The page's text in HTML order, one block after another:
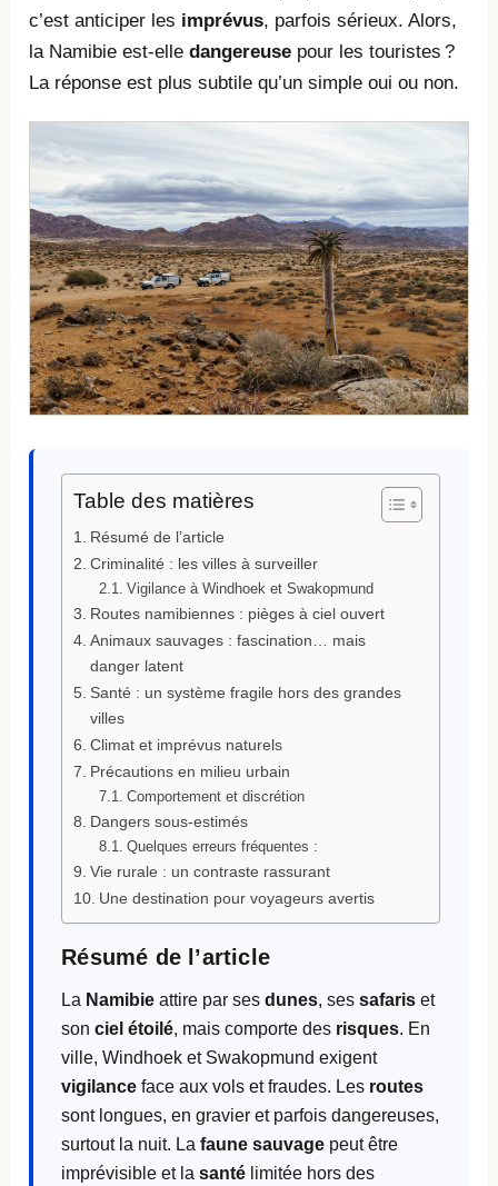
c’est anticiper les imprévus, parfois sérieux. Alors,
la Namibie est-elledangereuse pour les touristes ?
La réponse est plus subtile qu’un simple oui ou non.
Table des matières
Résumé de l’article
Criminalité : les villes à surveiller
Vigilance à Windhoek et Swakopmund
Routes namibiennes : pièges à ciel ouvert
Animaux sauvages : fascination… mais
danger latent
Santé : un système fragile hors des grandes
villes
Climat et imprévus naturels
Précautions en milieu urbain
Comportement et discrétion
Dangers sous-estimés
Quelques erreurs fréquentes :
Vie rurale : un contraste rassurant
Une destination pour voyageurs avertis
Résumé de l’article
La Namibie attire par sesdunes, sessafaris et
sonciel étoilé, mais comporte des risques. En
ville, Windhoek et Swakopmund exigent
vigilance face aux vols et fraudes. Les routes
sont longues, en gravier et parfois dangereuses,
surtout la nuit. Lafaune sauvage peut être
imprévisible et lasanté limitée hors des